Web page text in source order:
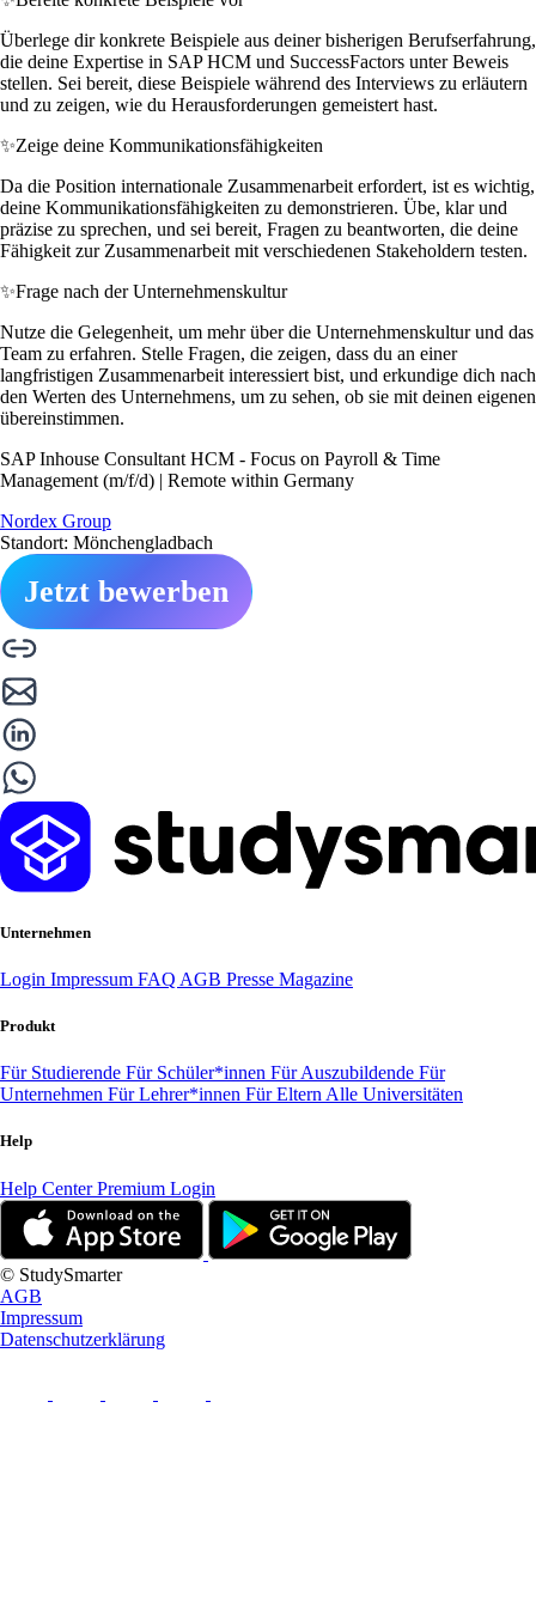
Überlege dir konkrete Beispiele aus deiner bisherigen Berufserfahrung,
die deine Expertise in SAP HCM und SuccessFactors unter Beweis
stellen. Sei bereit, diese Beispiele während des Interviews zu erläutern
und zu zeigen, wie du Herausforderungen gemeistert hast.
✨Zeige deine Kommunikationsfähigkeiten
Da die Position internationale Zusammenarbeit erfordert, ist es wichtig,
deine Kommunikationsfähigkeiten zu demonstrieren. Übe, klar und
präzise zu sprechen, und sei bereit, Fragen zu beantworten, die deine
Fähigkeit zur Zusammenarbeit mit verschiedenen Stakeholdern testen.
✨Frage nach der Unternehmenskultur
Nutze die Gelegenheit, um mehr über die Unternehmenskultur und das
Team zu erfahren. Stelle Fragen, die zeigen, dass du an einer
langfristigen Zusammenarbeit interessiert bist, und erkundige dich nach
den Werten des Unternehmens, um zu sehen, ob sie mit deinen eigenen
übereinstimmen.
SAP Inhouse Consultant HCM - Focus on Payroll & Time
Management (m/f/d) | Remote within Germany
Nordex Group
Standort: Mönchengladbach
Jetzt bewerben
Unternehmen
Login Impressum FAQ AGB Presse Magazine
Produkt
Für Studierende Für Schüler*innen Für Auszubildende Für
Unternehmen Für Lehrer*innen Für Eltern Alle Universitäten
Help
Help CenterPremium Login
© StudySmarter
AGB
Impressum
Datenschutzerklärung